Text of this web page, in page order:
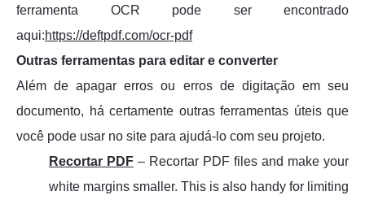
ferramenta OCR pode ser encontrado
aqui:https://deftpdf.com/ocr-pdf
Outras ferramentas para editar e converter
Além de apagar erros ou erros de digitação em seu
documento, há certamente outras ferramentas úteis que
você pode usar no site para ajudá-lo com seu projeto.
Recortar PDF – Recortar PDF files and make your
white margins smaller. This is also handy for limiting